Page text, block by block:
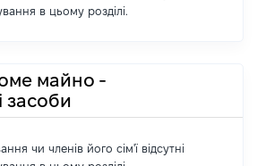
в цьому розділі.
майно -
засоби
чи членів його сім'ї відсутні